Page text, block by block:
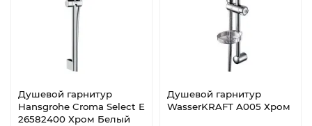
Душевой гарнитур
Hansgrohe Croma Select E
26582400 Хром Белый
Душевой гарнитур
WasserKRAFT A005 Хром